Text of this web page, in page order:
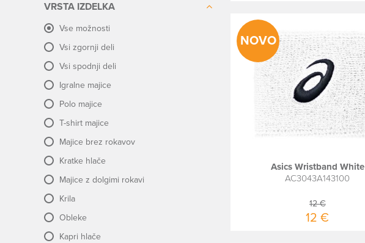
VRSTA IZDELKA
Vse možnosti
Vsi zgornji deli
Vsi spodnji deli
Igralne majice
Polo majice
T-shirt majice
Majice brez rokavov
Kratke hlače
Majice z dolgimi rokavi
Krila
Obleke
Kapri hlače
NOVO
Asics Wristband White
AC3043A143100
12 €
12 €